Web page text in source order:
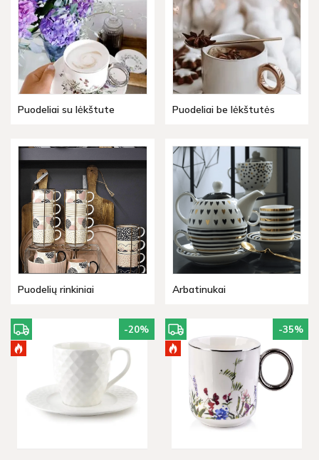
Puodeliai su lėkštute Puodeliai be lėkštutės
Puodelių rinkiniai Arbatinukai
-20% -35%